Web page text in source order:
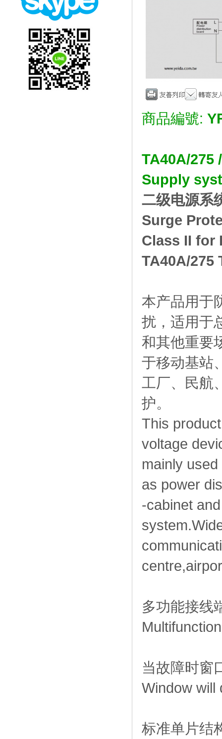
商品編號:
TA40A/275
Supply
二级电源系
Surge
Class II for
TA40A/275
本产品用于
扰，适用于
和其他重要
于移动基站
工厂、民航
护。
This
voltage
mainly
as power
-cabinet
多功能接线
当故障时窗
Window will
标准单片结